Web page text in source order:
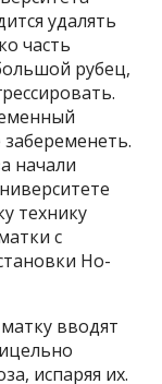
удалять
часть
рубец,
начали
технику
с
Ho-
вводят
испаряя их.